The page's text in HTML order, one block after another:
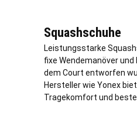
Squashschuhe
Leistungsstarke
fixe Wendemanöver
dem Court entworfen
Hersteller wie Yonex
Tragekomfort und